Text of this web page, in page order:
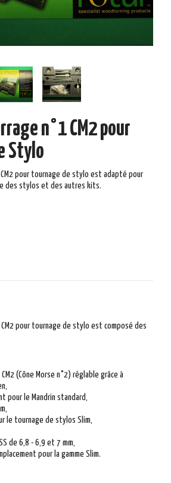
n°1 CM2 pour
Stylo
pour tournage de stylo est adapté pour
des stylos et des autres kits.
pour tournage de stylo est composé des
(Cône Morse n°2) réglable grâce à
pour le Mandrin standard,
le tournage de stylos Slim,
de 6,8 - 6,9 et 7 mm,
pour la gamme Slim.